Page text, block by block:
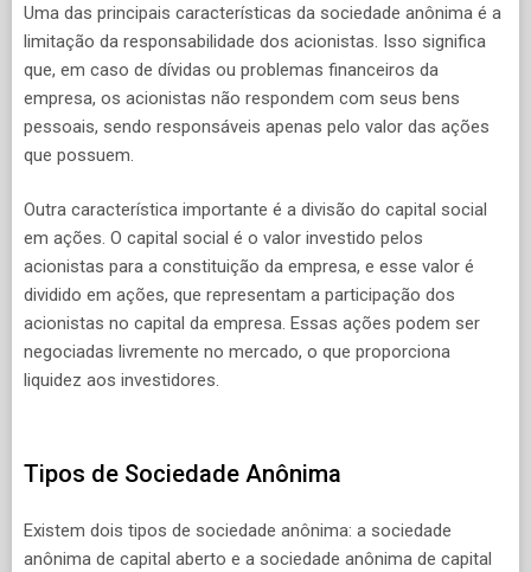
Uma das principais características da sociedade anônima é a
limitação da responsabilidade dos acionistas. Isso significa
que, em caso de dívidas ou problemas financeiros da
empresa, os acionistas não respondem com seus bens
pessoais, sendo responsáveis apenas pelo valor das ações
que possuem.
Outra característica importante é a divisão do capital social
em ações. O capital social é o valor investido pelos
acionistas para a constituição da empresa, e esse valor é
dividido em ações, que representam a participação dos
acionistas no capital da empresa. Essas ações podem ser
negociadas livremente no mercado, o que proporciona
liquidez aos investidores.
Tipos de Sociedade Anônima
Existem dois tipos de sociedade anônima: a sociedade
anônima de capital aberto e a sociedade anônima de capital